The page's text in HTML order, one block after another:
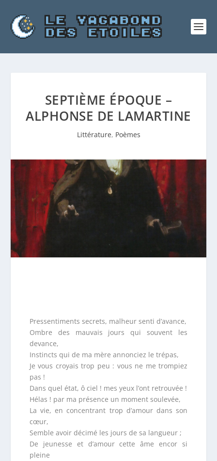
SEPTIÈME ÉPOQUE –
ALPHONSE DE LAMARTINE
Littérature, Poèmes
Pressentiments secrets, malheur senti d’avance,
Ombre des mauvais jours qui souvent les
devance,
Instincts qui de ma mère annonciez le trépas,
Je vous croyais trop peu : vous ne me trompiez
pas !
Dans quel état, ô ciel ! mes yeux l’ont retrouvée !
Hélas ! par ma présence un moment soulevée,
La vie, en concentrant trop d’amour dans son
cœur,
Semble avoir décimé les jours de sa langueur ;
De jeunesse et d’amour cette âme encor si
pleine